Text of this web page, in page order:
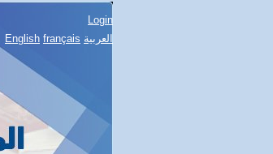
Login
English français العربية